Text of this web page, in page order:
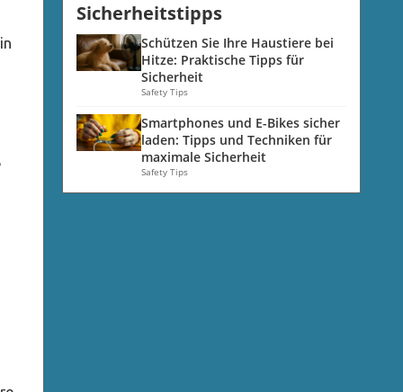
Sicherheitstipps
Schützen Sie Ihre Haustiere bei
Hitze: Praktische Tipps für
Sicherheit
Safety Tips
Smartphones und E-Bikes sicher
laden: Tipps und Techniken für
maximale Sicherheit
Safety Tips